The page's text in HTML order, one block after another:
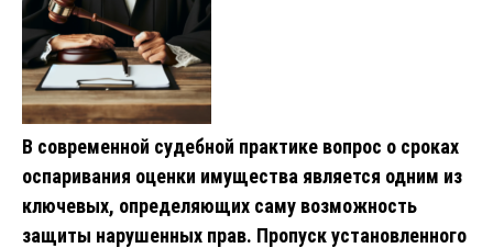
В современной судебной практике вопрос о сроках
оспаривания оценки имущества является одним из
ключевых, определяющих саму возможность
защиты нарушенных прав. Пропуск установленного